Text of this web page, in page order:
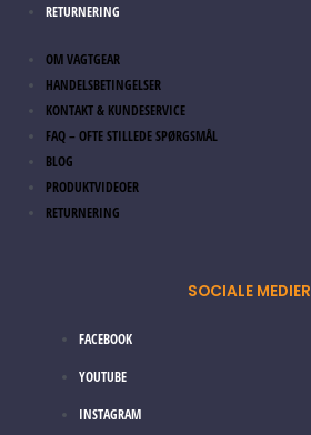
RETURNERING
OM VAGTGEAR
HANDELSBETINGELSER
KONTAKT & KUNDESERVICE
FAQ – OFTE STILLEDE SPØRGSMÅL
BLOG
PRODUKTVIDEOER
RETURNERING
SOCIALE MEDIER
FACEBOOK
YOUTUBE
INSTAGRAM